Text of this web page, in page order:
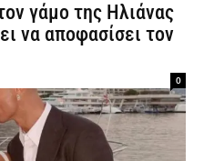
γάμο της Ηλιάνας
να αποφασίσει τον
0